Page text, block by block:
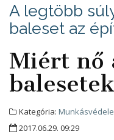
A legtöbb
baleset az
Miért nő
Kategória:
2017.06.29. 09:29